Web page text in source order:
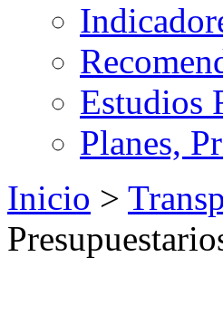
Estudios
Planes,
Inicio >